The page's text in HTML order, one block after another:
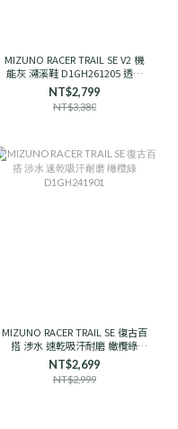
MIZUNO RACER TRAIL SE V2 機
能灰 溯溪鞋 D1GH261205 透氣
支撐
NT$2,799
NT$3,380
MIZUNO RACER TRAIL SE 復古百
搭 涉水 速乾吸汗耐磨 橄欖綠
D1GH241901
NT$2,699
NT$2,999